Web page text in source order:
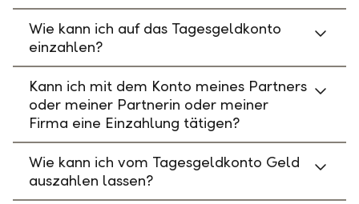
Wie kann ich auf das Tagesgeldkonto
einzahlen?
Kann ich mit dem Konto meines Partners
oder meiner Partnerin oder meiner
Firma eine Einzahlung tätigen?
Wie kann ich vom Tagesgeldkonto Geld
auszahlen lassen?